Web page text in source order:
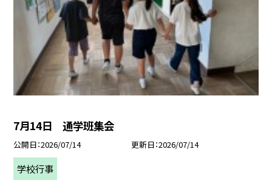
7月14日 通学班集会
公開日 2026/07/14 更新日 2026/07/14
学校行事